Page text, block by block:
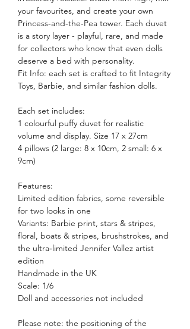
your favourites, and create your own
Princess‑and‑the‑Pea tower. Each duvet
is a story layer - playful, rare, and made
for collectors who know that even dolls
deserve a bed with personality.
Fit Info: each set is crafted to fit Integrity
Toys, Barbie, and similar fashion dolls.
Each set includes:
1 colourful puffy duvet for realistic
volume and display. Size 17 x 27cm
4 pillows (2 large: 8 x 10cm, 2 small: 6 x
9cm)
Features:
Limited edition fabrics, some reversible
for two looks in one
Variants: Barbie print, stars & stripes,
floral, boats & stripes, brushstrokes, and
the ultra‑limited Jennifer Vallez artist
edition
Handmade in the UK
Scale: 1/6
Doll and accessories not included
Please note: the positioning of the